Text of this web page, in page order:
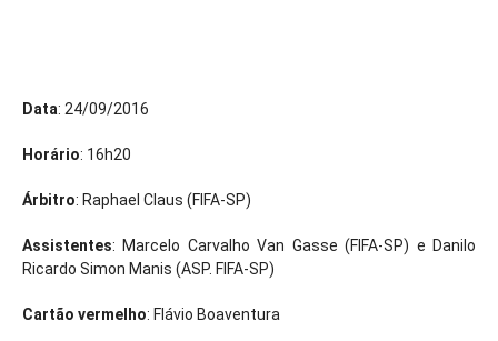
Data: 24/09/2016
Horário: 16h20
Árbitro: Raphael Claus (FIFA-SP)
Assistentes: Marcelo Carvalho Van Gasse (FIFA-SP) e Danilo
Ricardo Simon Manis (ASP. FIFA-SP)
Cartão vermelho: Flávio Boaventura